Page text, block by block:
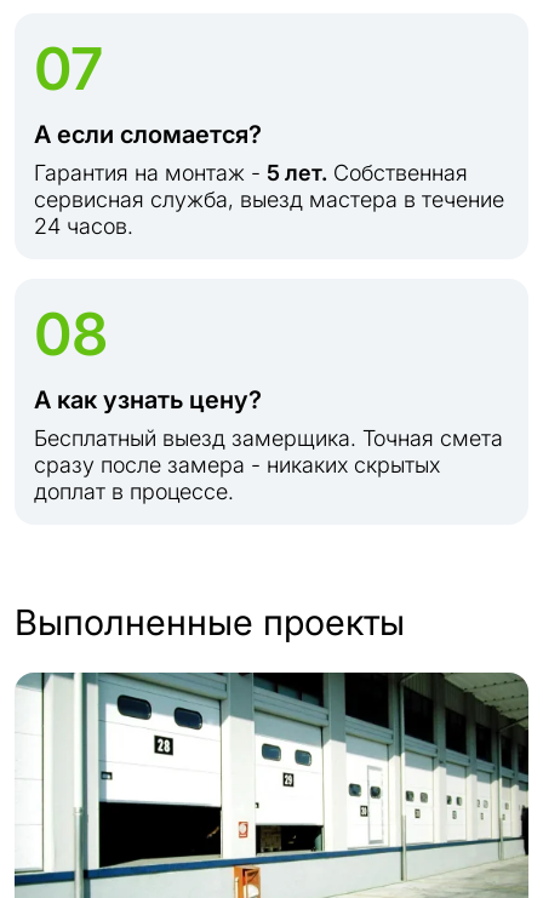
07
А если сломается?
Гарантия на монтаж - 5 лет. Собственная
сервисная служба, выезд мастера в течение
24 часов.
08
А как узнать цену?
Бесплатный выезд замерщика. Точная смета
сразу после замера - никаких скрытых
доплат в процессе.
Выполненные проекты